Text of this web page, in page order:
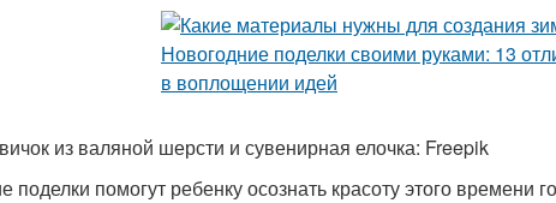
из валяной шерсти и сувенирная елочка: Freepik
поделки помогут ребенку осознать красоту этого времени